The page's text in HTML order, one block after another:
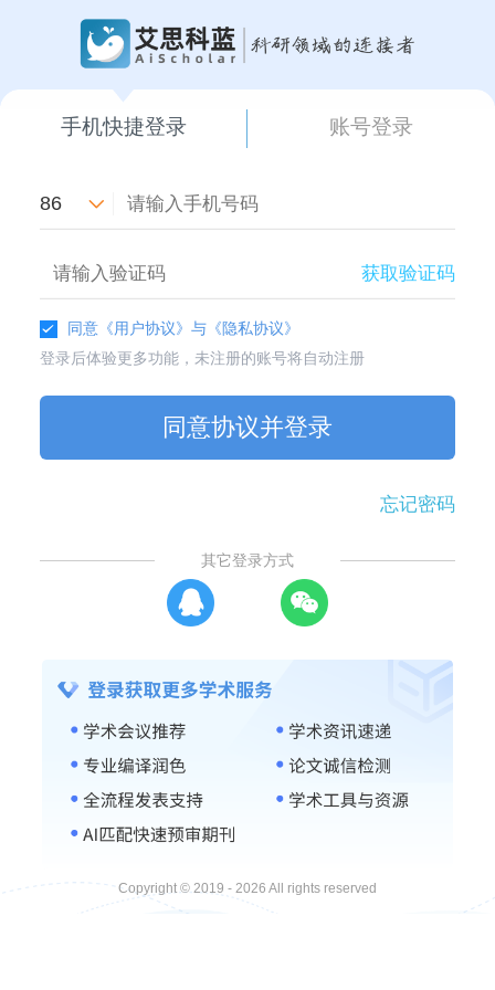
手机快捷登录 账号登录
86
获取验证码
同意 《用户协议》与 《隐私协议》
登录后体验更多功能，未注册的账号将自动注册
同意协议并登录
忘记密码
其它登录方式
Copyright © 2019 - 2026 All rights reserved